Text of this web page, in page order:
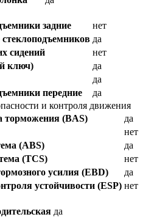
задние
нет
да
сидений
нет
ключ)
да
да
передние
да
и контроля движения
торможения (BAS)
да
нет
(ABS)
да
(TCS)
нет
усилия (EBD)
да
устойчивости (ESP) нет
да